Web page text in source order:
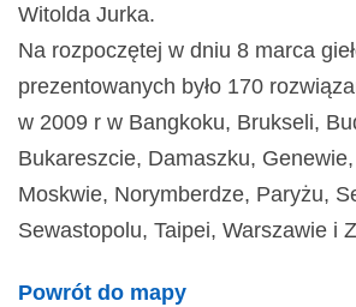
Witolda Jurka.
Na rozpoczętej w dniu 8 marca
prezentowanych było 170
w 2009 r w Bangkoku, Brukseli,
Bukareszcie, Damaszku,
Moskwie, Norymberdze, Paryżu,
Sewastopolu, Taipei, Warszawie i
Powrót do mapy